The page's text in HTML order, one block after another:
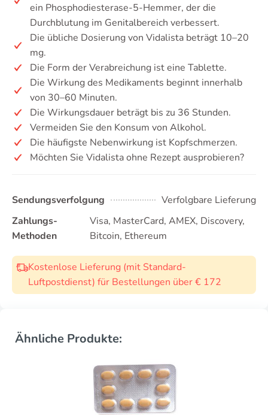
ein Phosphodiesterase-5-Hemmer, der die
Durchblutung im Genitalbereich verbessert.
Die übliche Dosierung von Vidalista beträgt 10–20
mg.
Die Form der Verabreichung ist eine Tablette.
Die Wirkung des Medikaments beginnt innerhalb
von 30–60 Minuten.
Die Wirkungsdauer beträgt bis zu 36 Stunden.
Vermeiden Sie den Konsum von Alkohol.
Die häufigste Nebenwirkung ist Kopfschmerzen.
Möchten Sie Vidalista ohne Rezept ausprobieren?
Sendungsverfolgung
Verfolgbare Lieferung
Zahlungs-
Methoden
Visa, MasterCard, AMEX, Discovery,
Bitcoin, Ethereum
Kostenlose Lieferung (mit Standard-
Luftpostdienst) für Bestellungen über € 172
Ähnliche Produkte: